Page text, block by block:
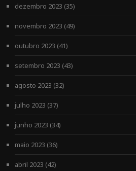
dezembro 2023 (35)
novembro 2023 (49)
outubro 2023 (41)
setembro 2023 (43)
agosto 2023 (32)
julho 2023 (37)
junho 2023 (34)
maio 2023 (36)
abril 2023 (42)